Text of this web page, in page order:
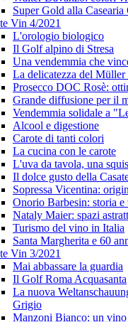
Super Gold alla Casearia
Vin 4/2021
L'orologio biologico
Il Golf alpino di Stresa
Una vendemmia che
La delicatezza del Müller
Prosecco DOC Rosè:
Grande diffusione per il
Vendemmia solidale a
Alcool e digestione
Carote di tanti colori
La cucina con le carote
L'uva da tavola, una
Il dolce gusto della
Sopressa Vicentina:
Onorio Barbesin: storia e
Nataly Maier: spazi
Turismo del vino in Italia
Santa Margherita e 60
Vin 3/2021
Mai abbassare la guardia
Il Golf Roma Acquasanta
La nuova
Grigio
Manzoni Bianco: un vino